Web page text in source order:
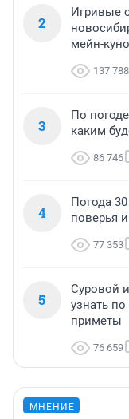
2
Игривые
мейн-
137 788
3
По
каким
86 746
4
Погода
поверья
77 353
5
Суровой
узнать
приметы
76 659
МНЕНИЕ